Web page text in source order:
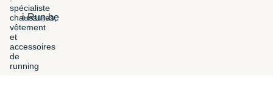
i-Run.be